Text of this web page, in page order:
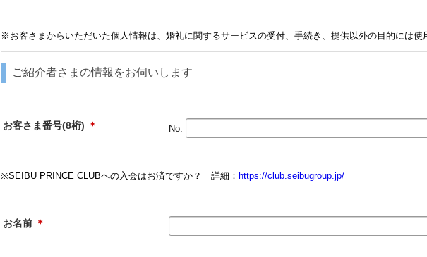
※お客さまからいただいた個人情報は、婚礼に関するサービスの受付、手続き、提供以外の目的には使
ご紹介者さまの情報をお伺いします
お客さま番号(8桁) ＊ No.
※SEIBU PRINCE CLUBへの入会はお済ですか？ 詳細： https://club.seibugroup.jp/
お名前 ＊